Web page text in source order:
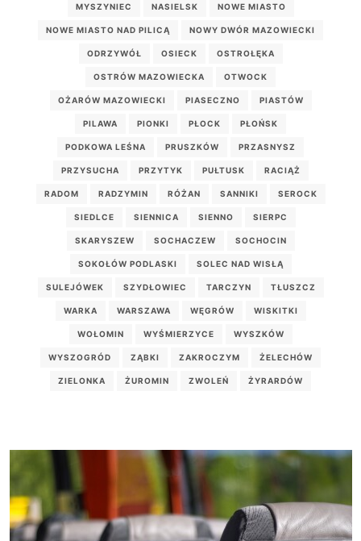
MYSZYNIEC NASIELSK NOWE MIASTO
NOWE MIASTO NAD PILICĄ NOWY DWÓR MAZOWIECKI
ODRZYWÓŁ OSIECK OSTROŁĘKA
OSTRÓW MAZOWIECKA OTWOCK
OŻARÓW MAZOWIECKI PIASECZNO PIASTÓW
PILAWA PIONKI PŁOCK PŁOŃSK
PODKOWA LEŚNA PRUSZKÓW PRZASNYSZ
PRZYSUCHA PRZYTYK PUŁTUSK RACIĄŻ
RADOM RADZYMIN RÓŻAN SANNIKI SEROCK
SIEDLCE SIENNICA SIENNO SIERPC
SKARYSZEW SOCHACZEW SOCHOCIN
SOKOŁÓW PODLASKI SOLEC NAD WISŁĄ
SULEJÓWEK SZYDŁOWIEC TARCZYN TŁUSZCZ
WARKA WARSZAWA WĘGRÓW WISKITKI
WOŁOMIN WYŚMIERZYCE WYSZKÓW
WYSZOGRÓD ZĄBKI ZAKROCZYM ŻELECHÓW
ZIELONKA ŻUROMIN ZWOLEŃ ŻYRARDÓW